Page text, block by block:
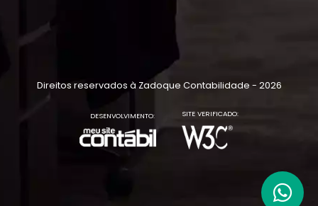
Direitos reservados à Zadoque Contabilidade - 2026
DESENVOLVIMENTO: SITE VERIFICADO: